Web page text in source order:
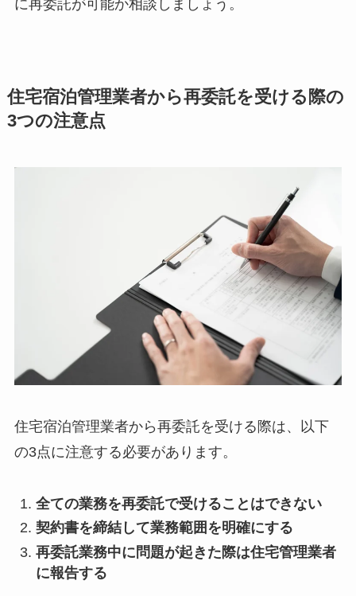
に再委託が可能か相談しましょう。
住宅宿泊管理業者から再委託を受ける際の
3つの注意点
住宅宿泊管理業者から再委託を受ける際は、以下
の3点に注意する必要があります。
全ての業務を再委託で受けることはできない
契約書を締結して業務範囲を明確にする
再委託業務中に問題が起きた際は住宅管理業者
に報告する